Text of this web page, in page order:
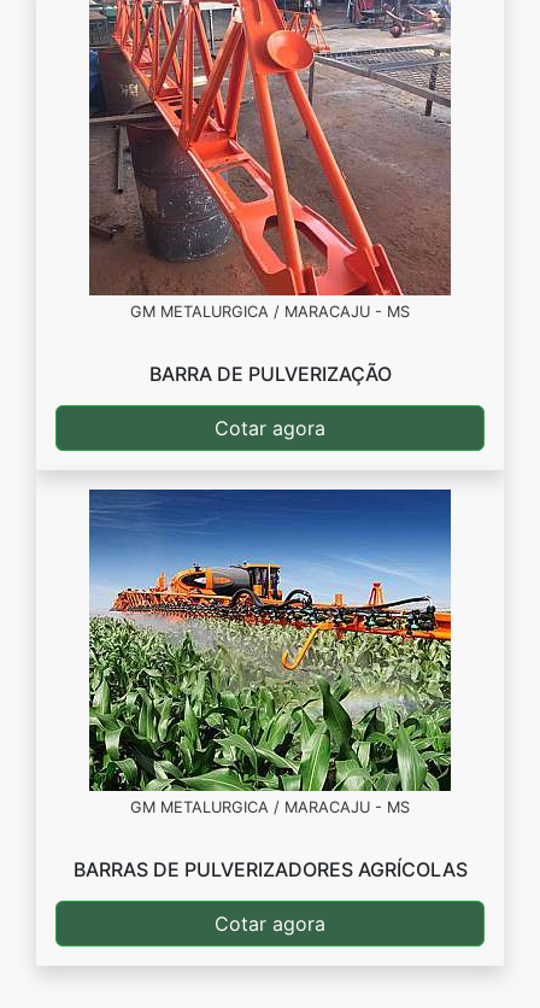
GM METALURGICA / MARACAJU - MS
BARRA DE PULVERIZAÇÃO
Cotar agora
GM METALURGICA / MARACAJU - MS
BARRAS DE PULVERIZADORES AGRÍCOLAS
Cotar agora